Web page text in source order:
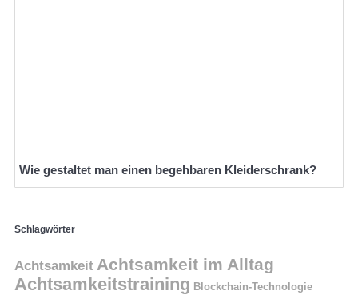
Wie gestaltet man einen begehbaren Kleiderschrank?
Schlagwörter
Achtsamkeit Achtsamkeit im Alltag
Achtsamkeitstraining Blockchain-Technologie